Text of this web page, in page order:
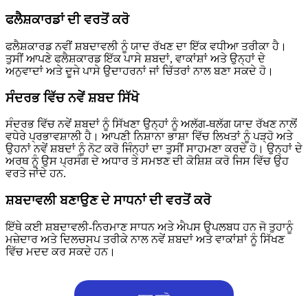
ਫਲੈਸ਼ਕਾਰਡਾਂ ਦੀ ਵਰਤੋਂ ਕਰੋ
ਫਲੈਸ਼ਕਾਰਡ ਨਵੀਂ ਸ਼ਬਦਾਵਲੀ ਨੂੰ ਯਾਦ ਰੱਖਣ ਦਾ ਇੱਕ ਵਧੀਆ ਤਰੀਕਾ ਹੈ।
ਤੁਸੀਂ ਆਪਣੇ ਫਲੈਸ਼ਕਾਰਡ ਇੱਕ ਪਾਸੇ ਸ਼ਬਦਾਂ, ਵਾਕਾਂਸ਼ਾਂ ਅਤੇ ਉਨ੍ਹਾਂ ਦੇ
ਅਨੁਵਾਦਾਂ ਅਤੇ ਦੂਜੇ ਪਾਸੇ ਉਦਾਹਰਨਾਂ ਜਾਂ ਚਿੱਤਰਾਂ ਨਾਲ ਬਣਾ ਸਕਦੇ ਹੋ।
ਸੰਦਰਭ ਵਿੱਚ ਨਵੇਂ ਸ਼ਬਦ ਸਿੱਖੋ
ਸੰਦਰਭ ਵਿੱਚ ਨਵੇਂ ਸ਼ਬਦਾਂ ਨੂੰ ਸਿੱਖਣਾ ਉਨ੍ਹਾਂ ਨੂੰ ਅਲੱਗ-ਥਲੱਗ ਯਾਦ ਰੱਖਣ ਨਾਲੋਂ
ਵਧੇਰੇ ਪ੍ਰਭਾਵਸ਼ਾਲੀ ਹੈ। ਆਪਣੀ ਨਿਸ਼ਾਨਾ ਭਾਸ਼ਾ ਵਿੱਚ ਲਿਖਤਾਂ ਨੂੰ ਪੜ੍ਹੋ ਅਤੇ
ਉਹਨਾਂ ਨਵੇਂ ਸ਼ਬਦਾਂ ਨੂੰ ਨੋਟ ਕਰੋ ਜਿੰਨ੍ਹਾਂ ਦਾ ਤੁਸੀਂ ਸਾਹਮਣਾ ਕਰਦੇ ਹੋ। ਉਨ੍ਹਾਂ ਦੇ
ਅਰਥ ਨੂੰ ਉਸ ਪ੍ਰਸੰਗ ਦੇ ਅਧਾਰ ਤੇ ਸਮਝਣ ਦੀ ਕੋਸ਼ਿਸ਼ ਕਰੋ ਜਿਸ ਵਿੱਚ ਉਹ
ਵਰਤੇ ਜਾਂਦੇ ਹਨ.
ਸ਼ਬਦਾਵਲੀ ਬਣਾਉਣ ਦੇ ਸਾਧਨਾਂ ਦੀ ਵਰਤੋਂ ਕਰੋ
ਇੱਥੇ ਕਈ ਸ਼ਬਦਾਵਲੀ-ਨਿਰਮਾਣ ਸਾਧਨ ਅਤੇ ਐਪਸ ਉਪਲਬਧ ਹਨ ਜੋ ਤੁਹਾਨੂੰ
ਮਜ਼ੇਦਾਰ ਅਤੇ ਦਿਲਚਸਪ ਤਰੀਕੇ ਨਾਲ ਨਵੇਂ ਸ਼ਬਦਾਂ ਅਤੇ ਵਾਕਾਂਸ਼ਾਂ ਨੂੰ ਸਿੱਖਣ
ਵਿੱਚ ਮਦਦ ਕਰ ਸਕਦੇ ਹਨ।